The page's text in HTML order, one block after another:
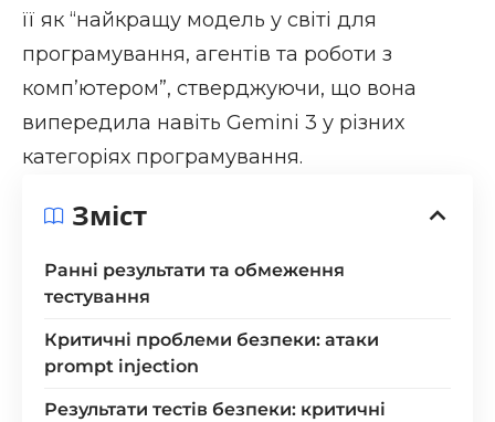
її як “найкращу модель у світі для
програмування, агентів та роботи з
комп’ютером”, стверджуючи, що вона
випередила навіть Gemini 3 у різних
категоріях програмування.
Зміст
Ранні результати та обмеження
тестування
Критичні проблеми безпеки: атаки
prompt injection
Результати тестів безпеки: критичні